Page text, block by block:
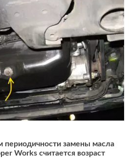
периодичности замены масла
Works считается возраст